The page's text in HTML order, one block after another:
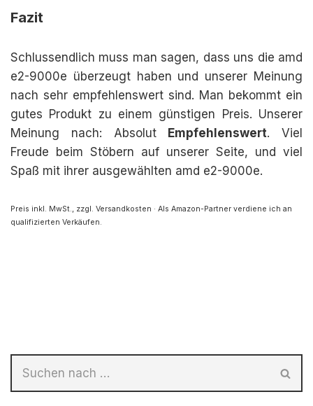
Fazit
Schlussendlich muss man sagen, dass uns die amd
e2-9000e überzeugt haben und unserer Meinung
nach sehr empfehlenswert sind. Man bekommt ein
gutes Produkt zu einem günstigen Preis. Unserer
Meinung nach: Absolut
Empfehlenswert. Viel
Freude beim Stöbern auf unserer Seite, und viel
Spaß mit ihrer ausgewählten amd e2-9000e.
Preis inkl. MwSt., zzgl. Versandkosten · Als Amazon-Partner verdiene ich an
qualifizierten Verkäufen.